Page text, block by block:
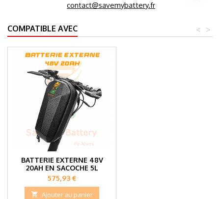
contact@savemybattery.fr
COMPATIBLE AVEC >
<
BATTERIE EXTERNE 48V
20AH EN SACOCHE 5L
Prix
575,93 €
 Ajouter au panier